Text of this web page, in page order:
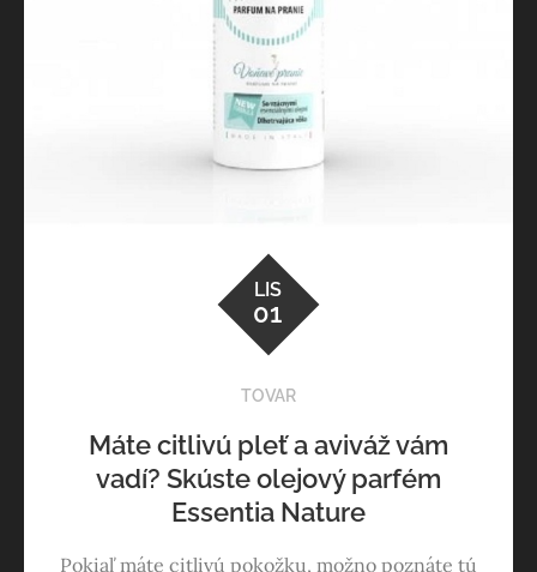
LIS
01
TOVAR
Máte citlivú pleť a aviváž vám
vadí? Skúste olejový parfém
Essentia Nature
Pokiaľ máte citlivú pokožku, možno poznáte tú